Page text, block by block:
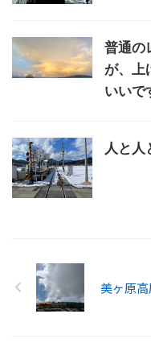
普通の
が、上
いいで
人と人
美ヶ原